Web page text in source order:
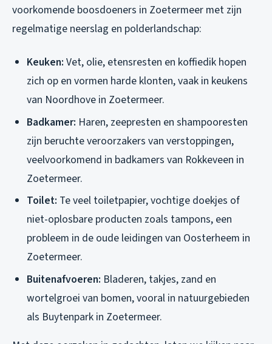
voorkomende boosdoeners in Zoetermeer met zijn
regelmatige neerslag en polderlandschap:
Keuken: Vet, olie, etensresten en koffiedik hopen
zich op en vormen harde klonten, vaak in keukens
van Noordhove in Zoetermeer.
Badkamer: Haren, zeepresten en shampooresten
zijn beruchte veroorzakers van verstoppingen,
veelvoorkomend in badkamers van Rokkeveen in
Zoetermeer.
Toilet: Te veel toiletpapier, vochtige doekjes of
niet-oplosbare producten zoals tampons, een
probleem in de oude leidingen van Oosterheem in
Zoetermeer.
Buitenafvoeren: Bladeren, takjes, zand en
wortelgroei van bomen, vooral in natuurgebieden
als Buytenpark in Zoetermeer.